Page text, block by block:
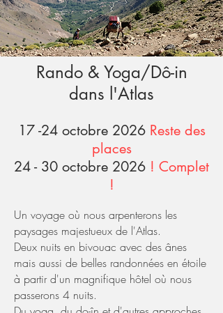
Rando & Yoga/Dô-in
dans l'Atlas
17 -24 octobre 2026 Reste des
places
24 - 30 octobre 2026 ! Complet
!
Un voyage où nous arpenterons les
paysages majestueux de l'Atlas.
Deux nuits en bivouac avec des ânes
mais aussi de belles randonnées en étoile
à partir d'un magnifique hôtel où nous
passerons 4 nuits.